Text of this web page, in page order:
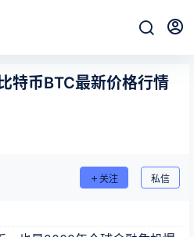
特币BTC最新价格行情
关注 私信